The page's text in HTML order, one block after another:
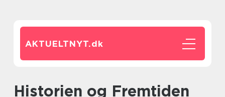
AKTUELTNYT.dk
Historien og Fremtiden